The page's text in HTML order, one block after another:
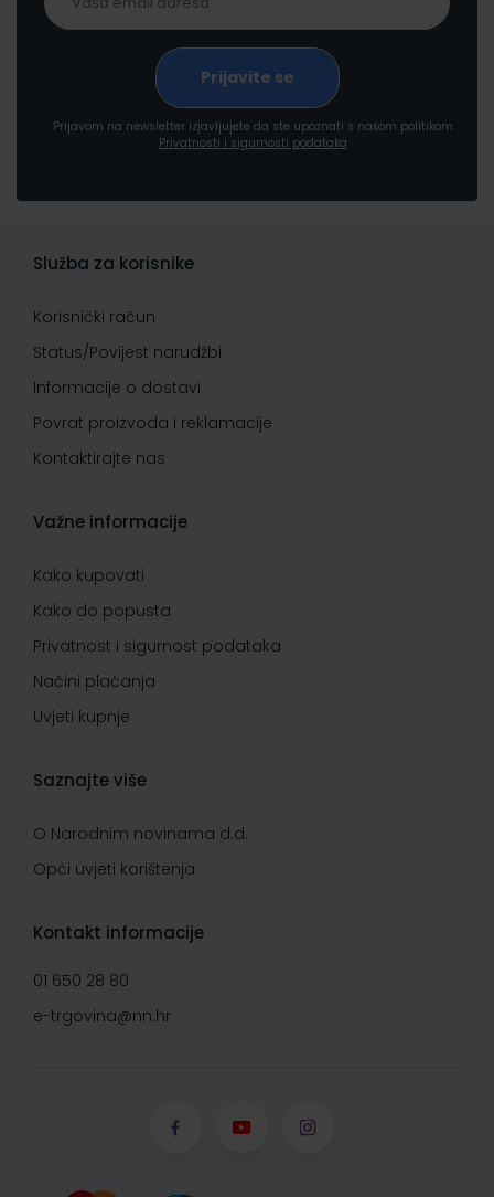
Prijavom na newsletter izjavljujete da ste upoznati s našom politikom
Privatnosti i sigurnosti podataka
Služba za korisnike
Korisnički račun
Status/Povijest narudžbi
Informacije o dostavi
Povrat proizvoda i reklamacije
Kontaktirajte nas
Važne informacije
Kako kupovati
Kako do popusta
Privatnost i sigurnost podataka
Načini plaćanja
Uvjeti kupnje
Saznajte više
O Narodnim novinama d.d.
Opći uvjeti korištenja
Kontakt informacije
01 650 28 80
e-trgovina@nn.hr